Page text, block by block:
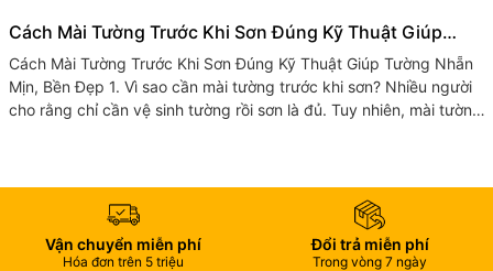
Cách Mài Tường Trước Khi Sơn Đúng Kỹ Thuật Giúp
Tường Nhẵn Mịn, Bền Đẹp
Cách Mài Tường Trước Khi Sơn Đúng Kỹ Thuật Giúp Tường Nhẵn
Mịn, Bền Đẹp 1. Vì sao cần mài tường trước khi sơn? Nhiều người
cho rằng chỉ cần vệ sinh tường rồi sơn là đủ. Tuy nhiên, mài tường
Vận chuyển miễn phí
Hóa đơn trên 5 triệu
Đổi trả miễn phí
Trong vòng 7 ngày